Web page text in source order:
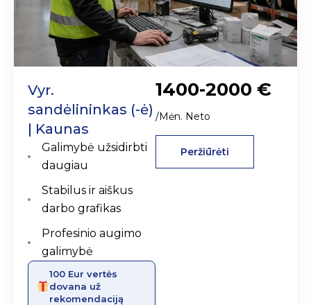
Vyr.
sandėlininkas (-ė)
| Kaunas
Galimybė užsidirbti
daugiau
Stabilus ir aiškus
darbo grafikas
Profesinio augimo
galimybė
100 Eur vertės
dovana už
rekomendaciją
1400-2000 €
/Mėn. Neto
Peržiūrėti